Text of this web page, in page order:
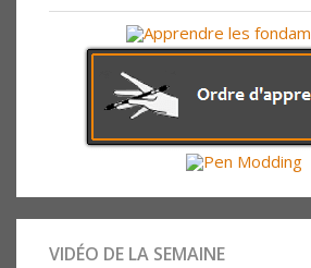
VIDÉO DE LA SEMAINE